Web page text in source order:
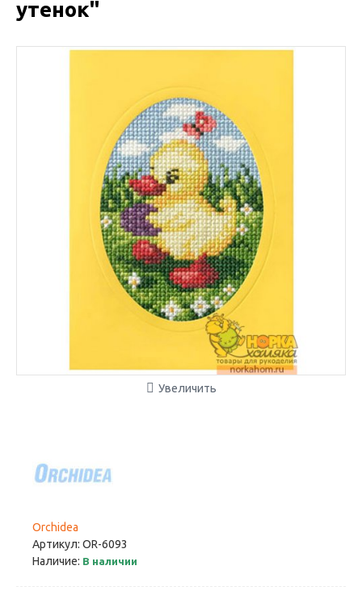
утенок"
Увеличить
Orchidea
Артикул: OR-6093
Наличие: В наличии